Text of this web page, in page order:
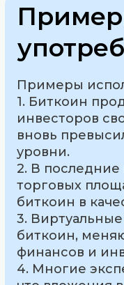
Примеры
1. Биткоин
инвесторов
вновь
уровни.
2. В
торговых
биткоин в
3.
биткоин,
финансов и
4. Многие